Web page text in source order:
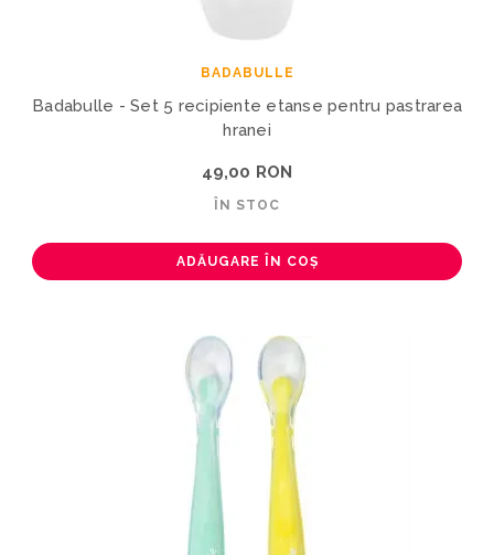
BADABULLE
Badabulle - Set 5 recipiente etanse pentru pastrarea
hranei
49,00 RON
ÎN STOC
ADĂUGARE ÎN COȘ